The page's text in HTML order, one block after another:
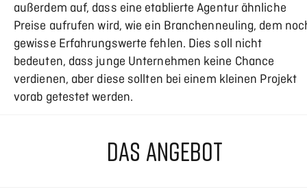
außerdem auf, dass eine etablierte Agentur ähnliche
Preise aufrufen wird, wie ein Branchenneuling, dem
gewisse Erfahrungswerte fehlen. Dies soll nicht
bedeuten, dass junge Unternehmen keine Chance
verdienen, aber diese sollten bei einem kleinen Projekt
vorab getestet werden.
DAS ANGEBOT